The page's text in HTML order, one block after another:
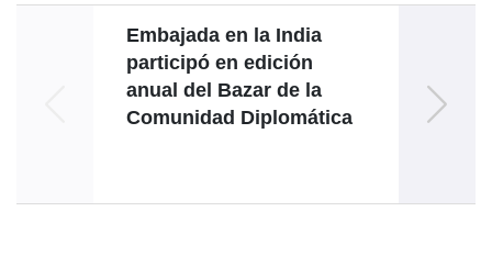
Embajada en la India
participó en edición
anual del Bazar de la
Comunidad Diplomática